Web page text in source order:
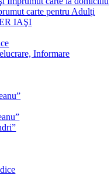
carte pentru Adulţi
IAŞI
Informare